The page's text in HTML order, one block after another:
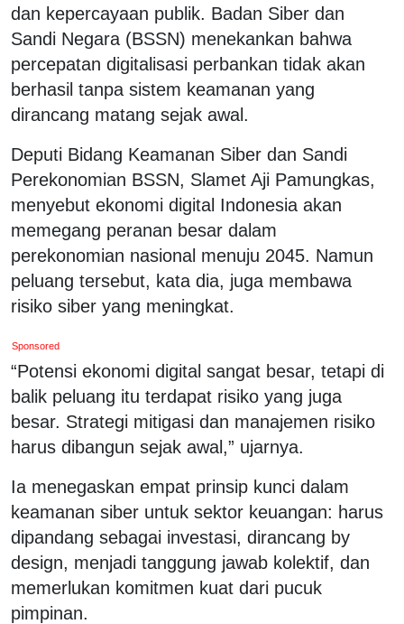
dan kepercayaan publik. Badan Siber dan
Sandi Negara (BSSN) menekankan bahwa
percepatan digitalisasi perbankan tidak akan
berhasil tanpa sistem keamanan yang
dirancang matang sejak awal.
Deputi Bidang Keamanan Siber dan Sandi
Perekonomian BSSN, Slamet Aji Pamungkas,
menyebut ekonomi digital Indonesia akan
memegang peranan besar dalam
perekonomian nasional menuju 2045. Namun
peluang tersebut, kata dia, juga membawa
risiko siber yang meningkat.
Sponsored
“Potensi ekonomi digital sangat besar, tetapi di
balik peluang itu terdapat risiko yang juga
besar. Strategi mitigasi dan manajemen risiko
harus dibangun sejak awal,” ujarnya.
Ia menegaskan empat prinsip kunci dalam
keamanan siber untuk sektor keuangan: harus
dipandang sebagai investasi, dirancang by
design, menjadi tanggung jawab kolektif, dan
memerlukan komitmen kuat dari pucuk
pimpinan.